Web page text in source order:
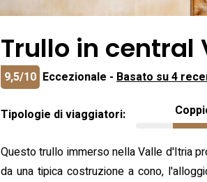
Trullo in central
9,5/10 Eccezionale - Basato su 4
Tipologie di viaggiatori:
Questo trullo immerso nella Valle d'Itria
da una tipica costruzione a cono,